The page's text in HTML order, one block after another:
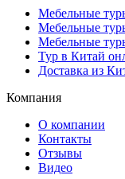
Мебельные
Мебельные
Мебельные
Тур в Китай
Доставка из
Компания
О компании
Контакты
Отзывы
Видео